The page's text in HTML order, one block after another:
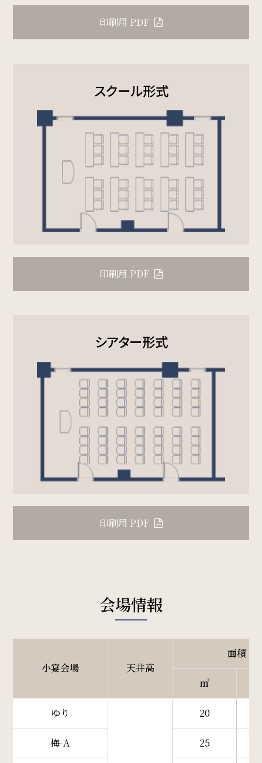
ご宿泊日を検索
レンタカー付き 新幹線付き
チェックイン日 - チェックアウト日
一部屋あたりのご利用人数
ご利用部屋数
印刷用 PDF
スクール形式
印刷用 PDF
シアター形式
印刷用 PDF
会場情報
小宴会場 天井高
面積
㎡
ゆり 20
梅-A 25